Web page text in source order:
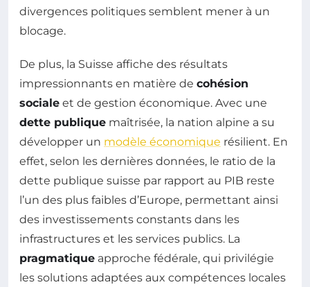
divergences politiques semblent mener à un
blocage.
De plus, la Suisse affiche des résultats
impressionnants en matière de cohésion
sociale et de gestion économique. Avec une
dette publique maîtrisée, la nation alpine a su
développer un modèle économique résilient. En
effet, selon les dernières données, le ratio de la
dette publique suisse par rapport au PIB reste
l’un des plus faibles d’Europe, permettant ainsi
des investissements constants dans les
infrastructures et les services publics. La
pragmatique approche fédérale, qui privilégie
les solutions adaptées aux compétences locales